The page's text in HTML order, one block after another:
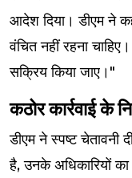
आदेश दिया। डीएम ने
वंचित नहीं रहना
सक्रिय किया जाए।"
कठोर कार्रवाई के
डीएम ने स्पष्ट चेतावनी
है, उनके अधिकारियों